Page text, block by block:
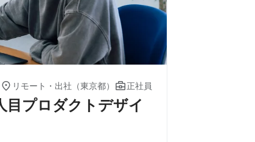
 リモート・出社（東京都） 正社員
目プロダクトデザイ